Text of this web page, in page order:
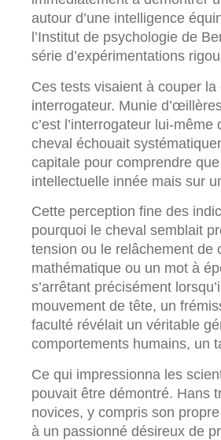
autour d’une intelligence
l’Institut de psychologie de
série d’expérimentations
Ces tests visaient à couper
interrogateur. Munie
c’est l’interrogateur lui-
cheval échouait
capitale pour comprendre
intellectuelle innée mais sur
Cette perception fine des
pourquoi le cheval semblait
tension ou le relâchement de
mathématique ou un mot à
s’arrêtant précisément
mouvement de tête, un
faculté révélait un véritable
comportements humains, un
Ce qui impressionna les
pouvait être démontré. Hans
novices, y compris son
à un passionné désireux de